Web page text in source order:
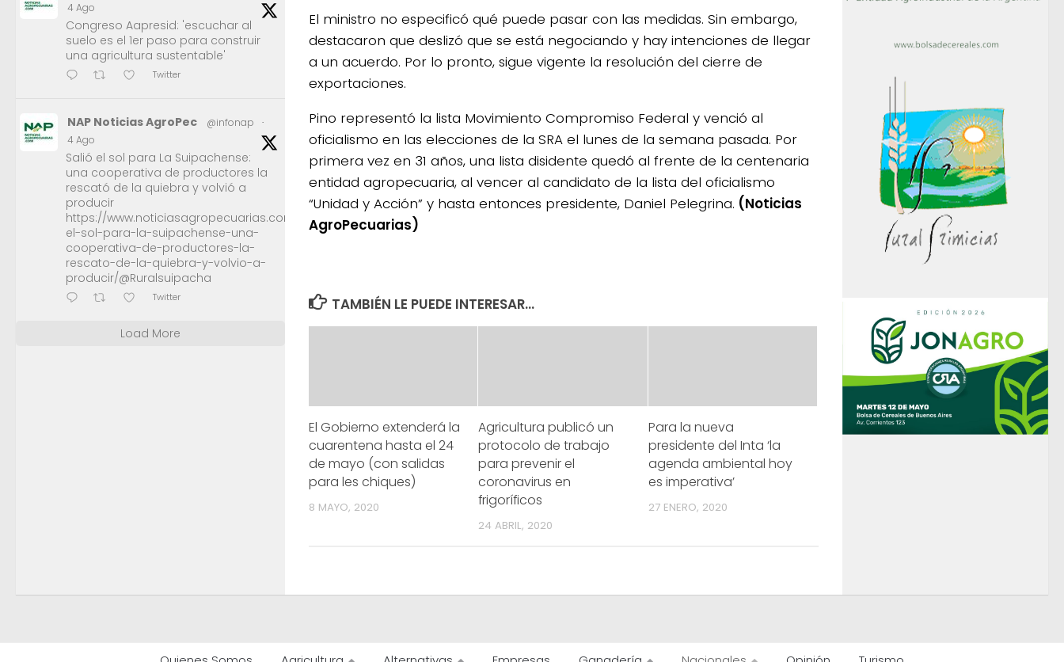
El ministro no especificó qué puede pasar con las medidas. Sin embargo,
destacaron que deslizó que se está negociando y hay intenciones de llegar
a un acuerdo. Por lo pronto, sigue vigente la resolución del cierre de
exportaciones.
Pino representó la lista Movimiento Compromiso Federal y venció al
oficialismo en las elecciones de la SRA el lunes de la semana pasada. Por
primera vez en 31 años, una lista disidente quedó al frente de la centenaria
entidad agropecuaria, al vencer al candidato de la lista del oficialismo
“Unidad y Acción” y hasta entonces presidente, Daniel Pelegrina. (Noticias
AgroPecuarias)
TAMBIÉN LE PUEDE INTERESAR...
El Gobierno extenderá la
cuarentena hasta el 24
de mayo (con salidas
para les chiques)
8 MAYO, 2020
Agricultura publicó un
protocolo de trabajo
para prevenir el
coronavirus en
frigoríficos
24 ABRIL, 2020
Para la nueva
presidente del Inta ‘la
agenda ambiental hoy
es imperativa’
27 ENERO, 2020
4 Ago
Congreso Aapresid: 'escuchar al
suelo es el 1er paso para construir
una agricultura sustentable'
Twitter
NAP Noticias AgroPec @infonap
·
4 Ago
Salió el sol para La Suipachense:
una cooperativa de productores la
rescató de la quiebra y volvió a
producir
https://www.noticiasagropecuarias.com/2026/08/04/salio-
el-sol-para-la-suipachense-una-
cooperativa-de-productores-la-
rescato-de-la-quiebra-y-volvio-a-
producir/@Ruralsuipacha
Twitter
Load More